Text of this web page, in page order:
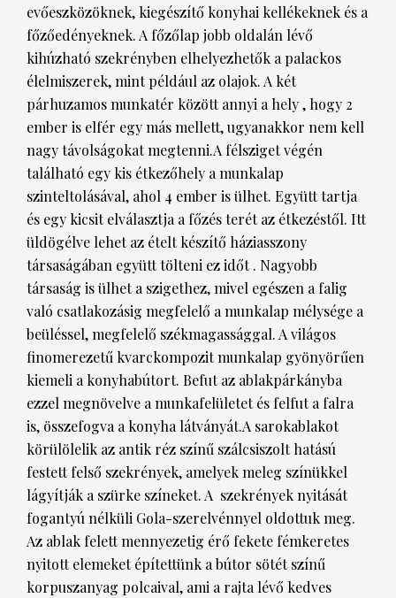
evőeszközöknek, kiegészítő konyhai kellékeknek és a
főzőedényeknek. A főzőlap jobb oldalán lévő
kihúzható szekrényben elhelyezhetők a palackos
élelmiszerek, mint például az olajok. A két
párhuzamos munkatér között annyi a hely , hogy 2
ember is elfér egy más mellett, ugyanakkor nem kell
nagy távolságokat megtenni.A félsziget végén
található egy kis étkezőhely a munkalap
szinteltolásával, ahol 4 ember is ülhet. Együtt tartja
és egy kicsit elválasztja a főzés terét az étkezéstől. Itt
üldögélve lehet az ételt készítő háziasszony
társaságában együtt tölteni ez időt . Nagyobb
társaság is ülhet a szigethez, mivel egészen a falig
való csatlakozásig megfelelő a munkalap mélysége a
beüléssel, megfelelő székmagassággal. A világos
finomerezetű kvarckompozit munkalap gyönyörűen
kiemeli a konyhabútort. Befut az ablakpárkányba
ezzel megnövelve a munkafelületet és felfut a falra
is, összefogva a konyha látványát.A sarokablakot
körülölelik az antik réz színű szálcsiszolt hatású
festett felső szekrények, amelyek meleg színükkel
lágyítják a szürke színeket. A szekrények nyitását
fogantyú nélküli Gola-szerelvénnyel oldottuk meg.
Az ablak felett mennyezetig érő fekete fémkeretes
nyitott elemeket építettünk a bútor sötét színű
korpuszanyag polcaival, ami a rajta lévő kedves